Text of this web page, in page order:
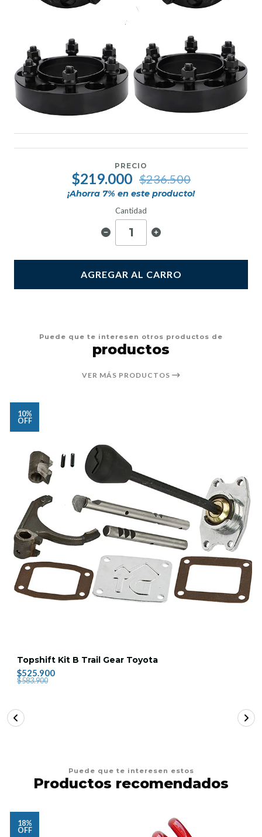
PRECIO
$219.000 $236.500
¡Ahorra 7% en este producto!
Cantidad
AGREGAR AL CARRO
Puede que te interesen otros productos de
productos
VER MÁS PRODUCTOS
10%
OFF
Topshift Kit B Trail Gear Toyota
$525.900
$583.900
Puede que te interesen estos
Productos recomendados
18%
OFF